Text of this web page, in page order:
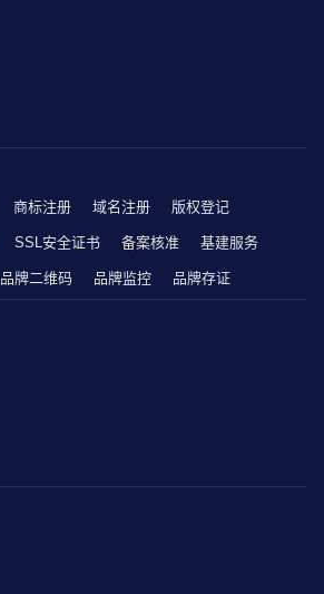
商标注册 域名注册 版权登记
SSL安全证书 备案核准 基建服务
品牌二维码 品牌监控 品牌存证